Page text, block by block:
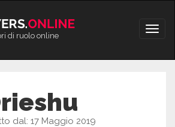
Apri/
di ruolo online
dal: 17 Maggio 2019